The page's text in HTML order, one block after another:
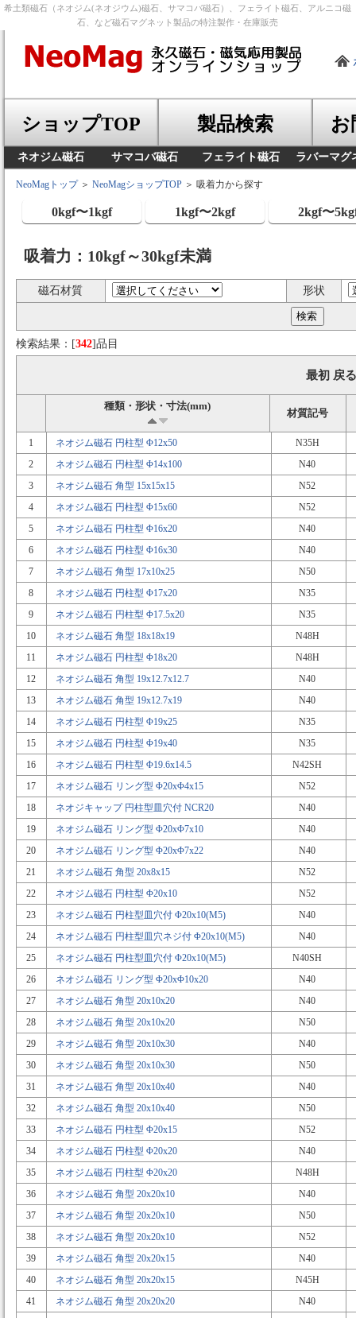
希土類磁石（ネオジム(ネオジウム)磁石、サマコバ磁石）、フェライト磁石、アルニコ磁
石、など磁石マグネット製品の特注製作・在庫販売
ショップTOP 製品検索 お
ネオジム磁石 サマコバ磁石 フェライト磁石 ラバーマグ
NeoMagトップ＞ NeoMagショップTOP ＞ 吸着力から探す
0kgf〜1kgf 1kgf〜2kgf 2kgf〜
吸着力：10kgf～30kgf未満
磁石材質 形状
検索結果：[342]品目
最初 戻
種類・形状・寸法(mm)
材質記号
1 ネオジム磁石 円柱型 Φ12x50
N35H
2
ネオジム磁石 円柱型 Φ14x100
N40
3
ネオジム磁石 角型 15x15x15
N52
4
ネオジム磁石 円柱型 Φ15x60
N52
5
ネオジム磁石 円柱型 Φ16x20
N40
6
ネオジム磁石 円柱型 Φ16x30
N40
7
ネオジム磁石 角型 17x10x25
N50
8
ネオジム磁石 円柱型 Φ17x20
N35
9
ネオジム磁石 円柱型 Φ17.5x20
N35
10
ネオジム磁石 角型 18x18x19
N48H
11
ネオジム磁石 円柱型 Φ18x20
N48H
12
ネオジム磁石 角型 19x12.7x12.7
N40
13
ネオジム磁石 角型 19x12.7x19
N40
14
ネオジム磁石 円柱型 Φ19x25
N35
15
ネオジム磁石 円柱型 Φ19x40
N35
16
ネオジム磁石 円柱型 Φ19.6x14.5
N42SH
17
ネオジム磁石 リング型 Φ20xΦ4x15
N52
18
ネオジキャップ 円柱型皿穴付 NCR20
N40
19
ネオジム磁石 リング型 Φ20xΦ7x10
N40
20
ネオジム磁石 リング型 Φ20xΦ7x22
N40
21
ネオジム磁石 角型 20x8x15
N52
22
ネオジム磁石 円柱型 Φ20x10
N52
23
ネオジム磁石 円柱型皿穴付 Φ20x10(M5)
N40
24
ネオジム磁石 円柱型皿穴ネジ付 Φ20x10(M5)
N40
25
ネオジム磁石 円柱型皿穴付 Φ20x10(M5)
N40SH
26
ネオジム磁石 リング型 Φ20xΦ10x20
N40
27
ネオジム磁石 角型 20x10x20
N40
28
ネオジム磁石 角型 20x10x20
N50
29
ネオジム磁石 角型 20x10x30
N40
30
ネオジム磁石 角型 20x10x30
N50
31
ネオジム磁石 角型 20x10x40
N40
32
ネオジム磁石 角型 20x10x40
N50
33
ネオジム磁石 円柱型 Φ20x15
N52
34
ネオジム磁石 円柱型 Φ20x20
N40
35
ネオジム磁石 円柱型 Φ20x20
N48H
36
ネオジム磁石 角型 20x20x10
N40
37
ネオジム磁石 角型 20x20x10
N50
38
ネオジム磁石 角型 20x20x10
N52
39
ネオジム磁石 角型 20x20x15
N40
40
ネオジム磁石 角型 20x20x15
N45H
41
ネオジム磁石 角型 20x20x20
N40